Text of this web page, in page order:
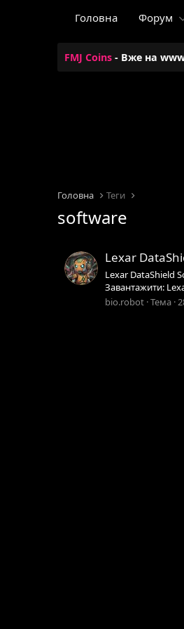
Головна Форум
FMJ Coins - Вже на
Головна Теги
software
Lexar
Lexar DataShield
Завантажити:
bio.robot Тема